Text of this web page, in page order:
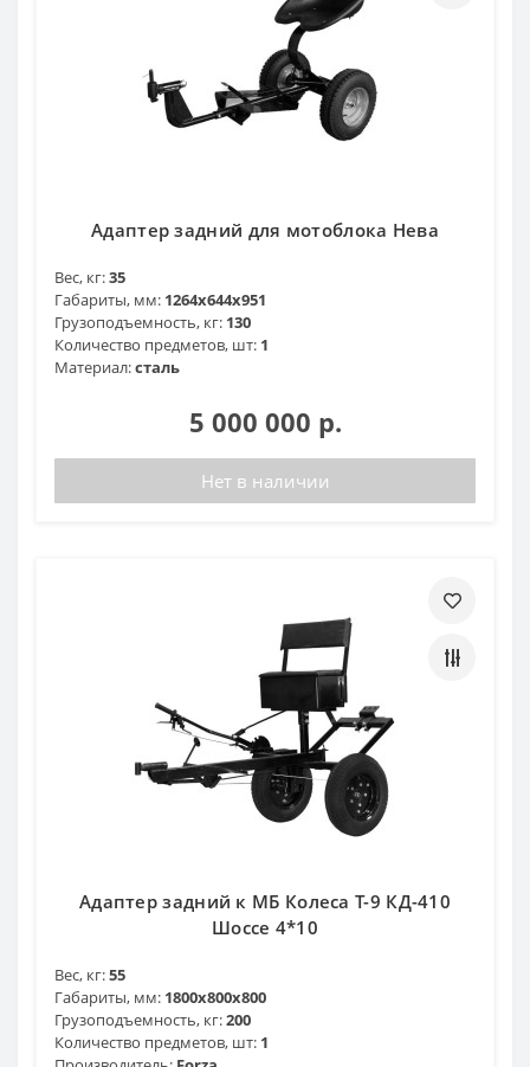
Адаптер задний для мотоблока Нева
Вес, кг:35
Габариты, мм: 1264x644x951
Грузоподъемность, кг: 130
Количество предметов, шт: 1
Материал:сталь
5 000 000 р.
Нет в наличии
Адаптер задний к МБ Колеса Т-9 КД-410
Шоссе 4*10
Вес, кг:55
Габариты, мм: 1800х800х800
Грузоподъемность, кг:200
Количество предметов, шт: 1